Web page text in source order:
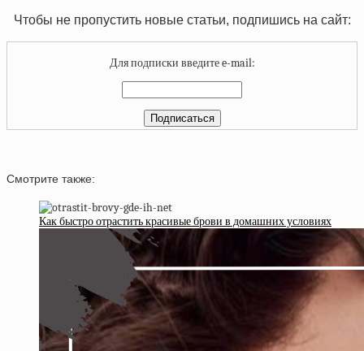
Чтобы не пропустить новые статьи, подпишись на сайт:
Для подписки введите e-mail:
Смотрите также:
Как быстро отрастить красивые брови в домашних условиях